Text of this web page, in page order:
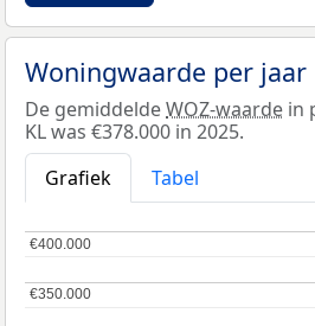
Woningwaarde per jaar
De gemiddeldeWOZ-waarde in
KL was €378.000 in 2025.
Grafiek
Tabel
€350.000
€350.000
€400.000
€400.000